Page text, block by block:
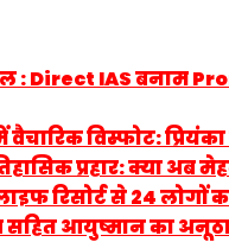
: Direct IAS बनाम
वैचारिक विस्फोट:
प्रहार: क्या
रिसोर्ट से 24 लोगों
सहित आयुष्मान का